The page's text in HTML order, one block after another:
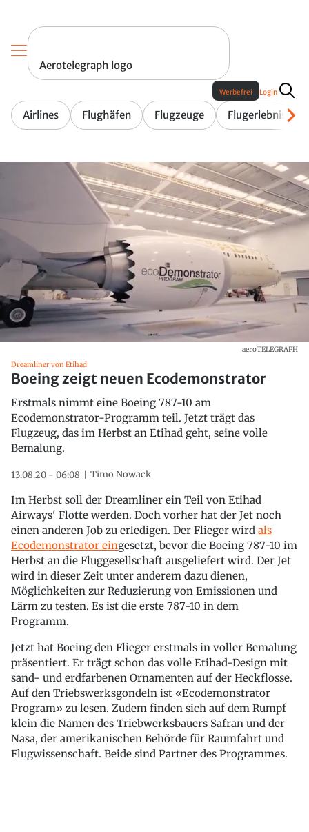
Aerotelegraph logo
Airlines Flughäfen Flugzeuge Flugerlebnis
Werbefrei Login
aeroTELEGRAPH
Dreamliner von Etihad
Boeing zeigt neuen Ecodemonstrator
Erstmals nimmt eine Boeing 787-10 am
Ecodemonstrator-Programm teil. Jetzt trägt das
Flugzeug, das im Herbst an Etihad geht, seine volle
Bemalung.
13.08.20 - 06:08 Timo Nowack
Im Herbst soll der Dreamliner ein Teil von Etihad
Airways' Flotte werden. Doch vorher hat der Jet noch
einen anderen Job zu erledigen. Der Flieger wird als
Ecodemonstrator eingesetzt, bevor die Boeing 787-10 im
Herbst an die Fluggesellschaft ausgeliefert wird. Der Jet
wird in dieser Zeit unter anderem dazu dienen,
Möglichkeiten zur Reduzierung von Emissionen und
Lärm zu testen. Es ist die erste 787-10 in dem
Programm.
Jetzt hat Boeing den Flieger erstmals in voller Bemalung
präsentiert. Er trägt schon das volle Etihad-Design mit
sand- und erdfarbenen Ornamenten auf der Heckflosse.
Auf den Triebswerksgondeln ist «Ecodemonstrator
Program» zu lesen. Zudem finden sich auf dem Rumpf
klein die Namen des Triebwerksbauers Safran und der
Nasa, der amerikanischen Behörde für Raumfahrt und
Flugwissenschaft. Beide sind Partner des Programmes.